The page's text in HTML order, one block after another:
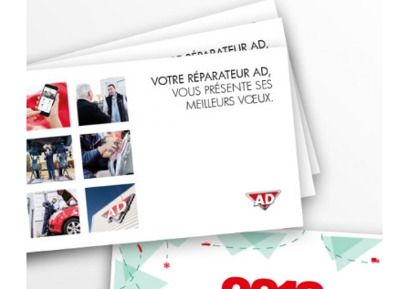
carte de voeux,edition,faire-part,graphisme